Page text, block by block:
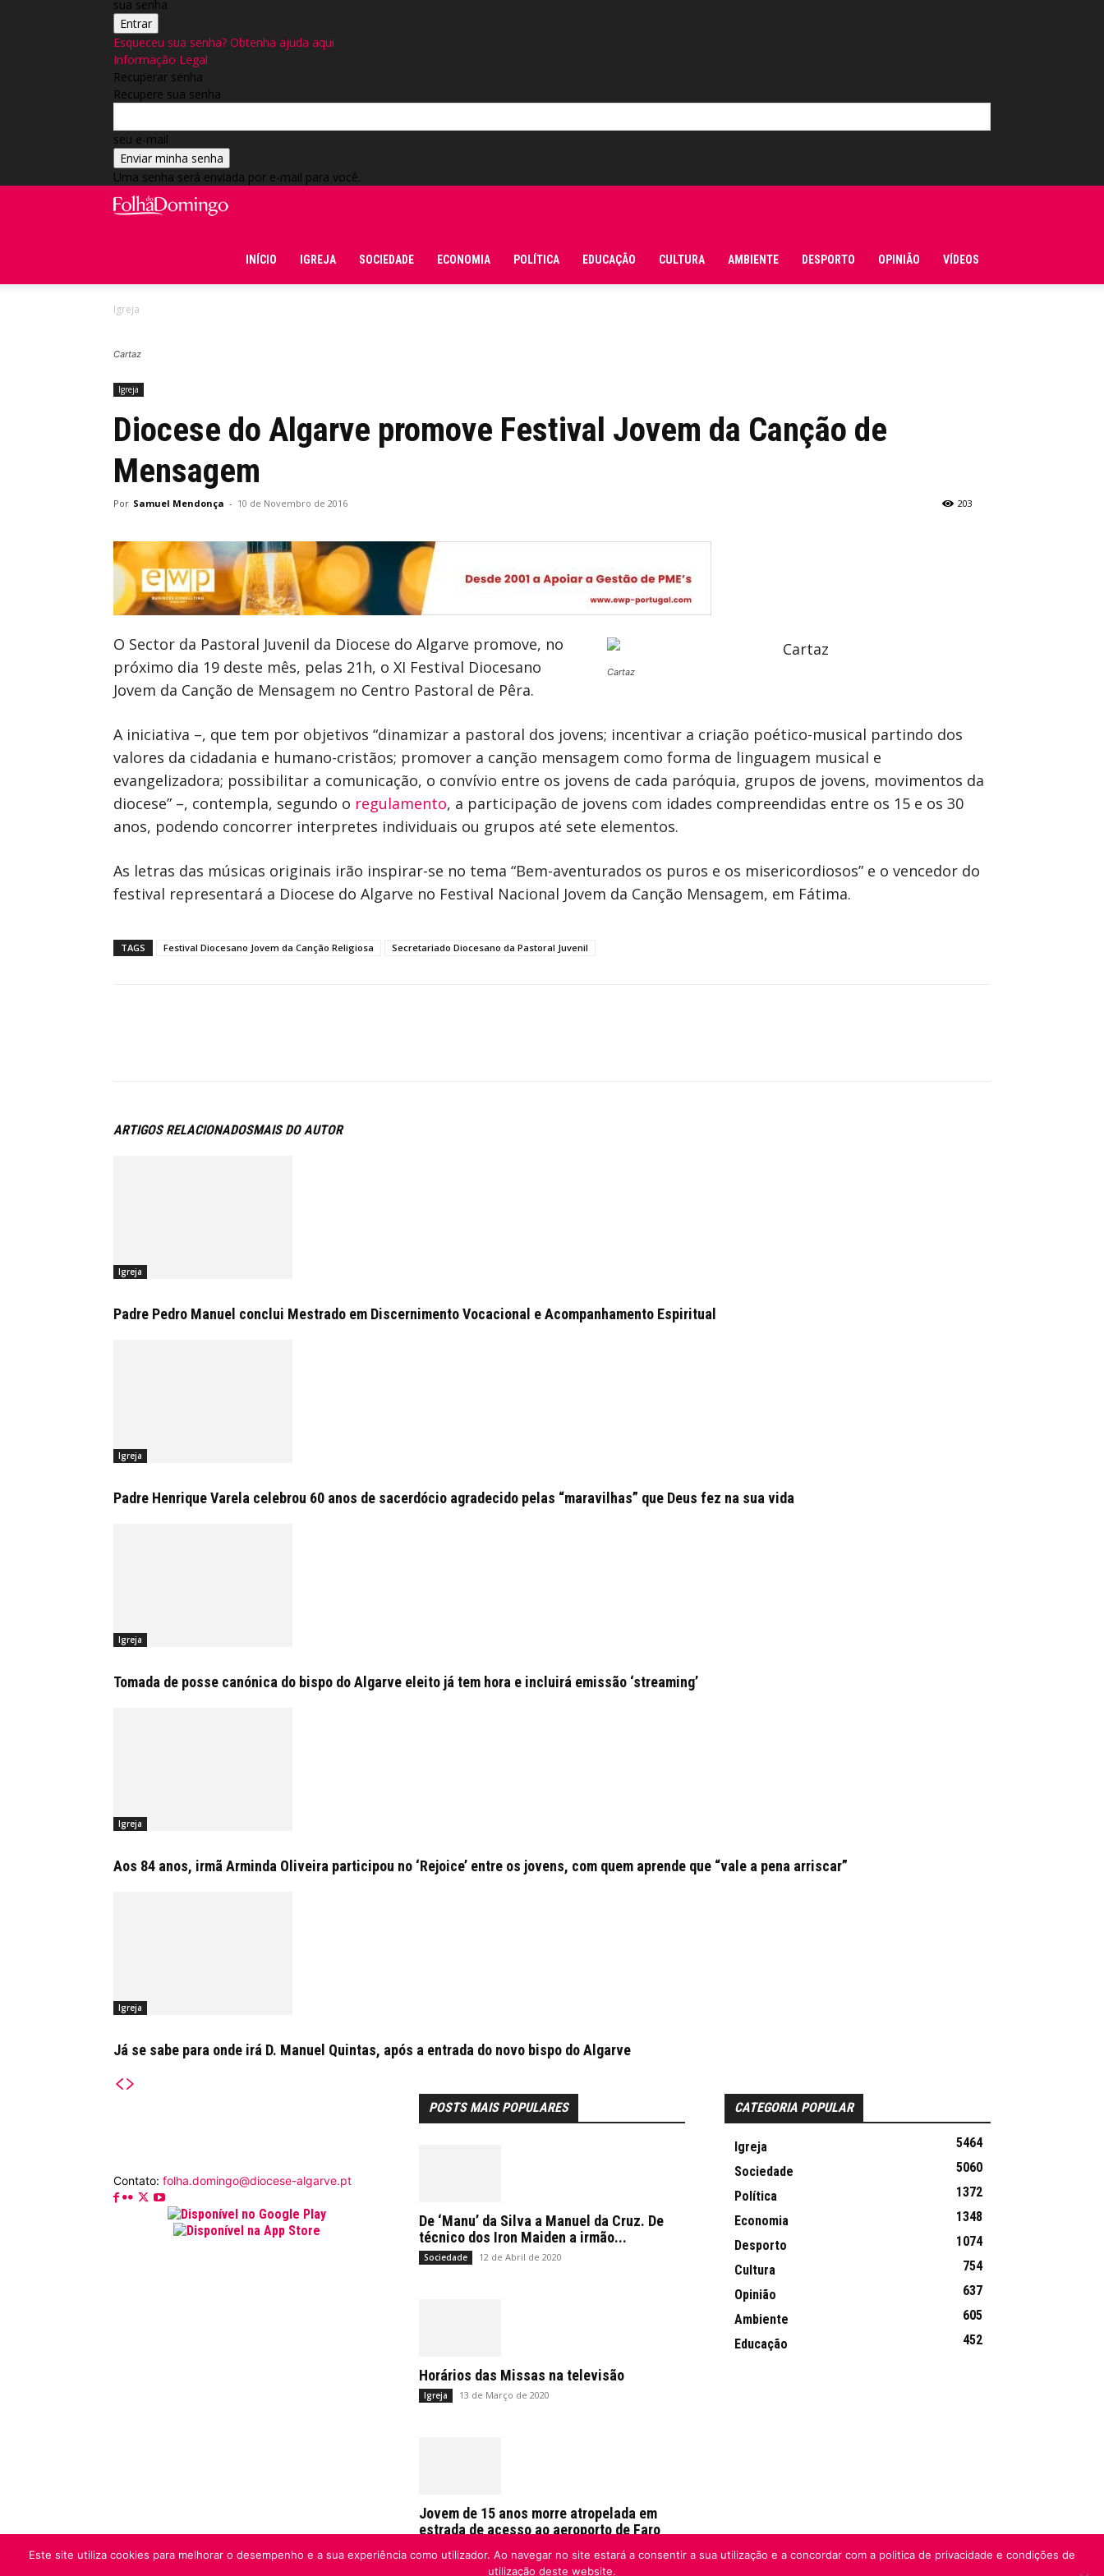
sua senha
Esqueceu sua senha? Obtenha ajuda aqui
Informação Legal
Recuperar senha
Recupere sua senha
seu e-mail
Uma senha será enviada por e-mail para você.
INÍCIO IGREJA SOCIEDADE ECONOMIA POLÍTICA EDUCAÇÃO CULTURA AMBIENTE DESPORTO OPINIÃO VÍDEOS
Igreja
Cartaz
Igreja
Diocese do Algarve promove Festival Jovem da Canção de
Mensagem
Por Samuel Mendonça - 10 de Novembro de 2016 203
Cartaz
O Sector da Pastoral Juvenil da Diocese do Algarve promove, no
próximo dia 19 deste mês, pelas 21h, o XI Festival Diocesano
Jovem da Canção de Mensagem no Centro Pastoral de Pêra.
A iniciativa –, que tem por objetivos “dinamizar a pastoral dos jovens; incentivar a criação poético-musical partindo dos
valores da cidadania e humano-cristãos; promover a canção mensagem como forma de linguagem musical e
evangelizadora; possibilitar a comunicação, o convívio entre os jovens de cada paróquia, grupos de jovens, movimentos da
diocese” –, contempla, segundo o regulamento, a participação de jovens com idades compreendidas entre os 15 e os 30
anos, podendo concorrer interpretes individuais ou grupos até sete elementos.
As letras das músicas originais irão inspirar-se no tema “Bem-aventurados os puros e os misericordiosos” e o vencedor do
festival representará a Diocese do Algarve no Festival Nacional Jovem da Canção Mensagem, em Fátima.
TAGS Festival Diocesano Jovem da Canção Religiosa Secretariado Diocesano da Pastoral Juvenil
ARTIGOS RELACIONADOSMAIS DO AUTOR
Igreja
Padre Pedro Manuel conclui Mestrado em Discernimento Vocacional e Acompanhamento Espiritual
Igreja
Padre Henrique Varela celebrou 60 anos de sacerdócio agradecido pelas “maravilhas” que Deus fez na sua vida
Igreja
Tomada de posse canónica do bispo do Algarve eleito já tem hora e incluirá emissão ‘streaming’
Igreja
Aos 84 anos, irmã Arminda Oliveira participou no ‘Rejoice’ entre os jovens, com quem aprende que “vale a pena arriscar”
Igreja
Já se sabe para onde irá D. Manuel Quintas, após a entrada do novo bispo do Algarve
Contato: folha.domingo@diocese-algarve.pt
POSTS MAIS POPULARES
De ‘Manu’ da Silva a Manuel da Cruz. De
técnico dos Iron Maiden a irmão...
Sociedade 12 de Abril de 2020
Horários das Missas na televisão
Igreja 13 de Março de 2020
Jovem de 15 anos morre atropelada em
estrada de acesso ao aeroporto de Faro
Sociedade 21 de Fevereiro de 2020
CATEGORIA POPULAR
Igreja
5464
Sociedade
5060
Política
1372
Economia
1348
Desporto
1074
Cultura
754
Opinião
637
Ambiente
605
Educação
452
Este site utiliza cookies para melhorar o desempenho e a sua experiência como utilizador. Ao navegar no site estará a consentir a sua utilização e a concordar com a politica de privacidade e condições de
utilização deste website.